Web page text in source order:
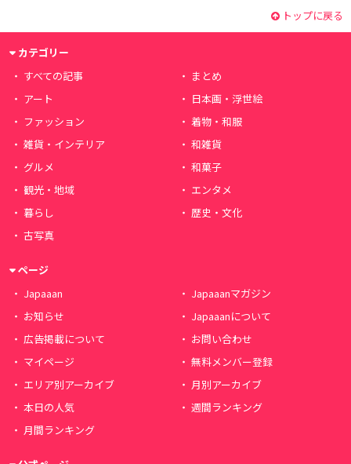
トップに戻る
カテゴリー
すべての記事
まとめ
アート
日本画・浮世絵
ファッション
着物・和服
雑貨・インテリア
和雑貨
グルメ
和菓子
観光・地域
エンタメ
暮らし
歴史・文化
古写真
ページ
Japaaan
Japaaanマガジン
お知らせ
Japaaanについて
広告掲載について
お問い合わせ
マイページ
無料メンバー登録
エリア別アーカイブ
月別アーカイブ
本日の人気
週間ランキング
月間ランキング